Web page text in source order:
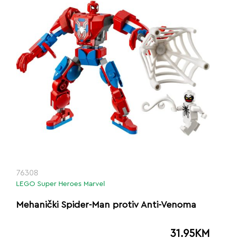
76308
LEGO Super Heroes Marvel
Mehanički Spider-Man protiv Anti-Venoma
31.95KM